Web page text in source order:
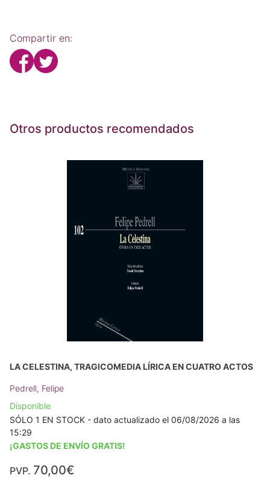
Compartir en:
Otros productos recomendados
LA CELESTINA, TRAGICOMEDIA LÍRICA EN CUATRO ACTOS
Pedrell, Felipe
Disponible
SÓLO 1 EN STOCK - dato actualizado el 06/08/2026 a las
15:29
¡GASTOS DE ENVÍO GRATIS!
PVP. 70,00€